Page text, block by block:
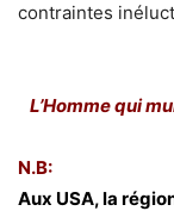
contraintes
L’Homme qui
N.B:
Aux USA, la